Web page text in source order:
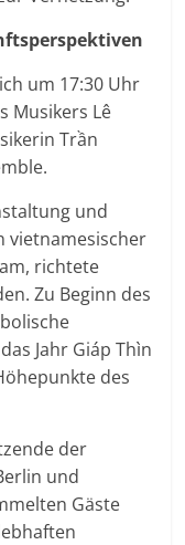
um 17:30 Uhr
Musikers Lê
Trần
und
vietnamesischer
richtete
Zu Beginn des
Jahr Giáp Thìn
des
der
und
Gäste